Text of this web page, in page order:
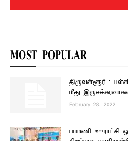
MOST POPULAR
திருவள்ளூர் :
மீது
February 28, 2022
பாமணி ஊராட்சி